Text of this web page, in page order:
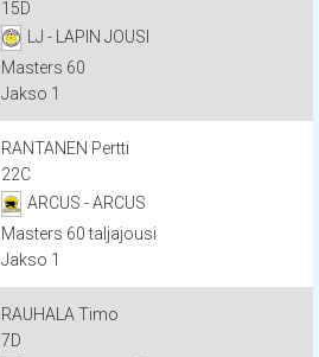
15D
LJ - LAPIN JOUSI
Masters 60
Jakso 1
RANTANEN Pertti
22C
ARCUS - ARCUS
Masters 60 taljajousi
Jakso 1
RAUHALA Timo
7D